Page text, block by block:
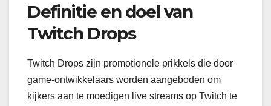
Definitie en doel van
Twitch Drops
Twitch Drops zijn promotionele prikkels die door
game-ontwikkelaars worden aangeboden om
kijkers aan te moedigen live streams op Twitch te